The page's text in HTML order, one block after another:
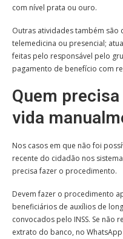
com nível prata ou ouro.
Outras atividades também
telemedicina ou presencial;
feitas pelo responsável pelo
pagamento de benefício com
Quem
vida
Nos casos em que não foi
recente do cidadão nos
precisa fazer o procedimento.
Devem fazer o procedimento
beneficiários de auxílios de
convocados pelo INSS. Se não
extrato do banco, no